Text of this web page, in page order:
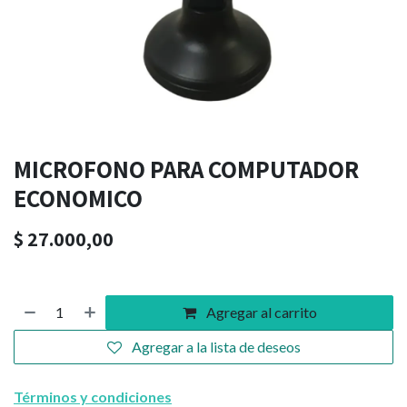
MICROFONO PARA COMPUTADOR
ECONOMICO
$ 27.000,00
Agregar al carrito
Agregar a la lista de deseos
Términos y condiciones